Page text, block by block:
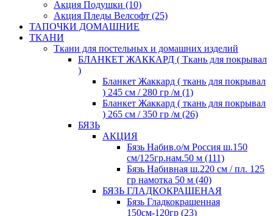
Акция Подушки (10)
Акция Пледы Велсофт (25)
ТАПОЧКИ ДОМАШНИЕ
ТКАНИ
Ткани для постельных и домашних изделий
БЛАНКЕТ ЖАККАРД ( Ткань для покрывал
)
Бланкет Жаккард ( ткань для покрывал
) 245 см / 280 гр /м (1)
Бланкет Жаккард ( ткань для покрывал
) 265 см / 350 гр /м (26)
БЯЗЬ
АКЦИЯ
Бязь Набив.о/м Россия ш.150
см/125гр.нам.50 м (111)
Бязь Набивная ш.220 см / пл. 125
гр намотка 50 м (40)
БЯЗЬ ГЛАДКОКРАШЕНАЯ
Бязь Гладкокрашенная
150см-120гр (23)